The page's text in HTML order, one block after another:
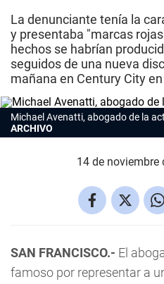
La denunciante tenía la
y presentaba "marcas
hechos se habrían
seguidos de una nueva
mañana en Century City
Michael Avenatti, abogado de la
ARCHIVO
14 de noviembre
SAN FRANCISCO.- El
famoso por representar a